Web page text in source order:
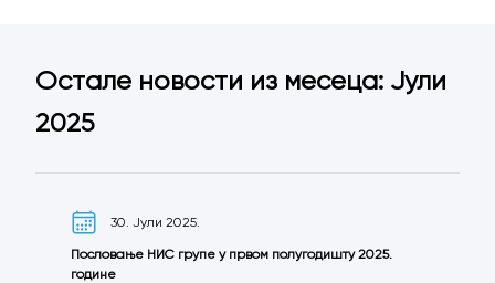
Остале новости из месеца: Јули
2025
30. Јули 2025.
Пословање НИС групе у првом полугодишту 2025.
године